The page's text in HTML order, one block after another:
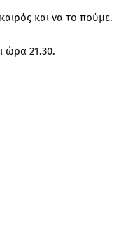
και να το πούμε.
ώρα 21.30.